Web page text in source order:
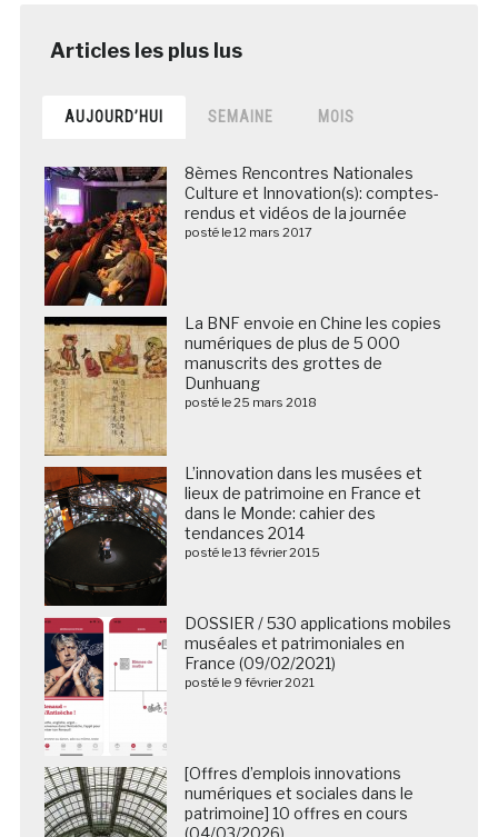
AUJOURD’HUI SEMAINE MOIS
8èmes Rencontres Nationales
Culture et Innovation(s): comptes-
rendus et vidéos de la journée
posté le 12 mars 2017
La BNF envoie en Chine les copies
numériques de plus de 5 000
manuscrits des grottes de
Dunhuang
posté le 25 mars 2018
L’innovation dans les musées et
lieux de patrimoine en France et
dans le Monde: cahier des
tendances 2014
posté le 13 février 2015
DOSSIER / 530 applications mobiles
muséales et patrimoniales en
France (09/02/2021)
posté le 9 février 2021
[Offres d’emplois innovations
numériques et sociales dans le
patrimoine] 10 offres en cours
(04/03/2026)